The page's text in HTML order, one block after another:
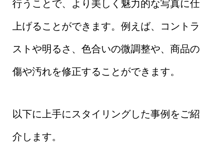
行うことで、より美しく魅力的な写真に仕
上げることができます。例えば、コントラ
ストや明るさ、色合いの微調整や、商品の
傷や汚れを修正することができます。
以下に上手にスタイリングした事例をご紹
介します。